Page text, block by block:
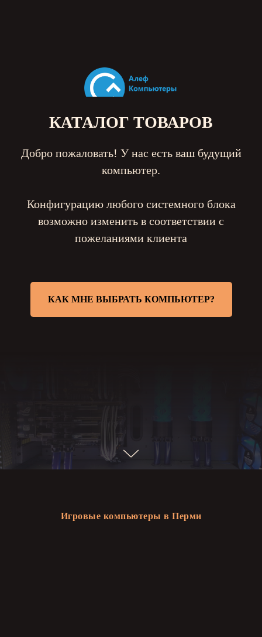
КАТАЛОГ ТОВАРОВ
Добро пожаловать! У нас есть ваш будущий
компьютер.
Конфигурацию любого системного блока
возможно изменить в соответствии с
пожеланиями клиента
КАК МНЕ ВЫБРАТЬ КОМПЬЮТЕР?
Игровые компьютеры в Перми